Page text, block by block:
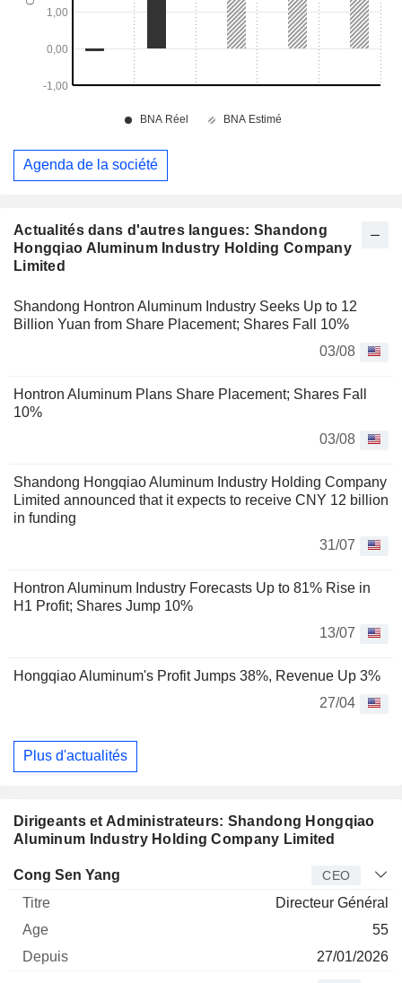
Actualités dans d'autres langues: Shandong
Hongqiao Aluminum Industry Holding Company
Limited
Shandong Hontron Aluminum Industry Seeks Up to 12
Billion Yuan from Share Placement; Shares Fall 10%
03/08
Hontron Aluminum Plans Share Placement; Shares Fall
10%
03/08
Shandong Hongqiao Aluminum Industry Holding Company
Limited announced that it expects to receive CNY 12 billion
in funding
31/07
Hontron Aluminum Industry Forecasts Up to 81% Rise in
H1 Profit; Shares Jump 10%
13/07
Hongqiao Aluminum's Profit Jumps 38%, Revenue Up 3%
27/04
Plus d'actualités
Dirigeants et Administrateurs: Shandong Hongqiao
Aluminum Industry Holding Company Limited
Dirigeant Titre Age
Cong Sen Yang CEO
Directeur Général
55
27/01/2026
Agenda de la société